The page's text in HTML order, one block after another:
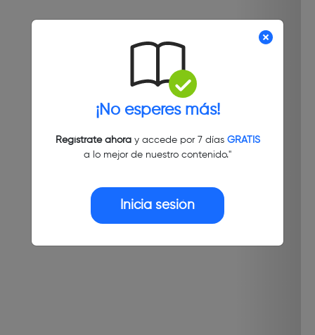
¡No esperes más!
Regístrate ahoray accede por 7 días GRATIS
a lo mejor de nuestro contenido."
Inicia sesión